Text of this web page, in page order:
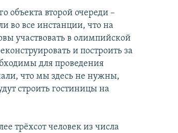
объекта второй очереди –
во все инстанции, что на
участвовать в олимпийской
и построить за
для проведения
что мы здесь не нужны,
строить гостиницы на
трёхсот человек из числа